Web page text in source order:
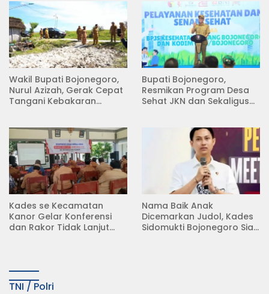
Wakil Bupati Bojonegoro,
Nurul Azizah, Gerak Cepat
Tangani Kebakaran
Bupati Bojonegoro,
Resmikan Program Desa
Sehat JKN dan Sekaligus
Kades se Kecamatan
Kanor Gelar Konferensi
dan Rakor Tidak Lanjut
Nama Baik Anak
Dicemarkan Judol, Kades
Sidomukti Bojonegoro Siap
TNI / Polri